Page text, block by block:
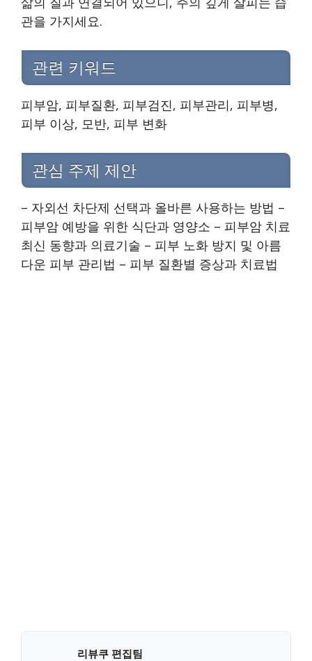
관을 가지세요.
관련 키워드
피부암, 피부질환, 피부검진, 피부관리, 피부병,
피부 이상, 모반, 피부 변화
관심 주제 제안
– 자외선 차단제 선택과 올바른 사용하는 방법 –
피부암 예방을 위한 식단과 영양소 – 피부암 치료
최신 동향과 의료기술 – 피부 노화 방지 및 아름
다운 피부 관리법 – 피부 질환별 증상과 치료법
리뷰쿠 편집팀